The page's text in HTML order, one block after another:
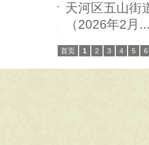
天河区五山街
（2026年2月
首页 1 2 3 4 5 6